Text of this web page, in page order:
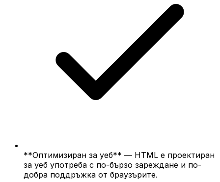
**Оптимизиран за уеб** — HTML е проектиран
за уеб употреба с по-бързо зареждане и по-
добра поддръжка от браузърите.